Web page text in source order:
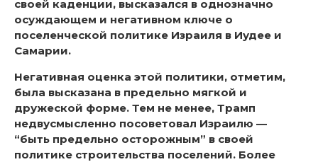
своей каденции, высказался в однозначно
осуждающем и негативном ключе о
поселенческой политике Израиля в Иудее и
Самарии.
Негативная оценка этой политики, отметим,
была высказана в предельно мягкой и
дружеской форме. Тем не менее, Трамп
недвусмысленно посоветовал Израилю —
“быть предельно осторожным” в своей
политике строительства поселений. Более